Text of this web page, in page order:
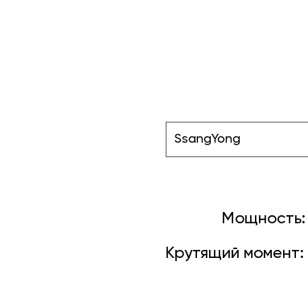
SsangYong
Мощность:
Крутящий момент: